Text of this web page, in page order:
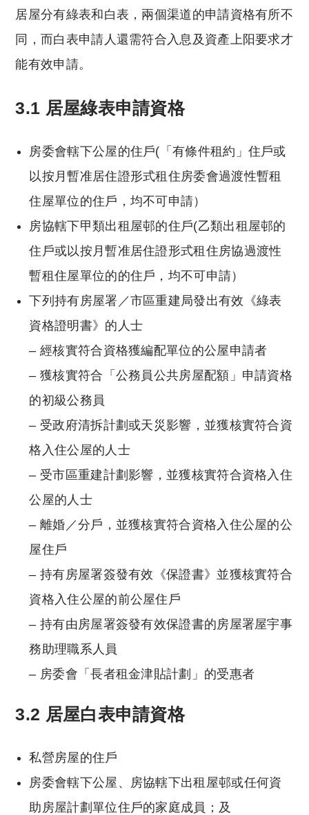
居屋分有綠表和白表，兩個渠道的申請資格有所不
同，而白表申請人還需符合入息及資產上阳要求才
能有效申請。
3.1 居屋綠表申請資格
房委會轄下公屋的住戶(「有條件租約」住戶或
以按月暫准居住證形式租住房委會過渡性暫租
住屋單位的住戶，均不可申請）
房協轄下甲類出租屋邨的住戶(乙類出租屋邨的
住戶或以按月暫准居住證形式租住房協過渡性
暫租住屋單位的的住戶，均不可申請）
下列持有房屋署／市區重建局發出有效《綠表
資格證明書》的人士
– 經核實符合資格獲編配單位的公屋申請者
– 獲核實符合「公務員公共房屋配額」申請資格
的初級公務員
– 受政府清拆計劃或天災影響，並獲核實符合資
格入住公屋的人士
– 受市區重建計劃影響，並獲核實符合資格入住
公屋的人士
– 離婚／分戶，並獲核實符合資格入住公屋的公
屋住戶
– 持有房屋署簽發有效《保證書》並獲核實符合
資格入住公屋的前公屋住戶
– 持有由房屋署簽發有效保證書的房屋署屋宇事
務助理職系人員
– 房委會「長者租金津貼計劃」的受惠者
3.2 居屋白表申請資格
私營房屋的住戶
房委會轄下公屋、房協轄下出租屋邨或任何資
助房屋計劃單位住戶的家庭成員；及